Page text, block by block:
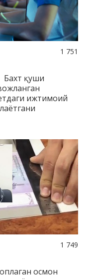
1 751
Бахт қуши
ижтимоий
1 749
осмон